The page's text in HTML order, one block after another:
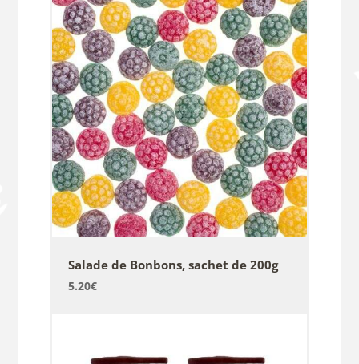
Salade de Bonbons, sachet de 200g
5.20€